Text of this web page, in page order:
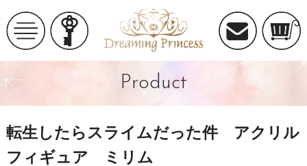
Product
転生したらスライムだった件 アクリル
フィギュア ミリム